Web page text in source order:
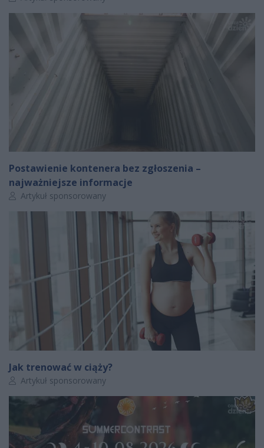
Postawienie kontenera bez zgłoszenia –
najważniejsze informacje
Autor artykułu:
Artykuł sponsorowany
Jak trenować w ciąży?
Autor artykułu:
Artykuł sponsorowany